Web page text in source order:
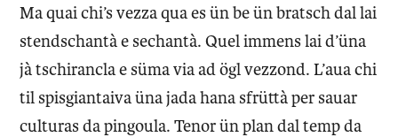
Ma quai chi’s vezza qua es ün be ün bratsch dal lai
stendschantà e sechantà. Quel immens lai d’üna
jà tschirancla e süma via ad ögl vezzond. L’aua chi
til spisgiantaiva üna jada hana sfrüttà per sauar
culturas da pingoula. Tenor ün plan dal temp da